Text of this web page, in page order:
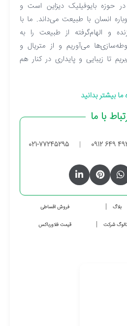
حوزه بایوفیلیک دیزاین است و
انسان با طبیعت می‌داند. ما با
و الهام‌گرفته از طبیعت را به
می‌آوریم و از متریال و
تا زیبایی و پایداری در کنار هم
ما بیشتر بدانید
با ما
0912 649
|
021-77245295
بلاگ فروش اقساطی
شرکت قیمت فلاورباکس